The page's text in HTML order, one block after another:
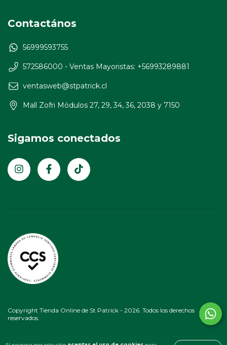
Contactános
56999593755
572586000 - Ventas Mayoristas: +56993289881
ventasweb@stpatrick.cl
Mall Zofri Módulos 27, 29, 34, 36, 2038 y 7150
Sigamos conectados
Copyright Tienda Online de St Patrick - 2026. Todos los derechos
reservados.